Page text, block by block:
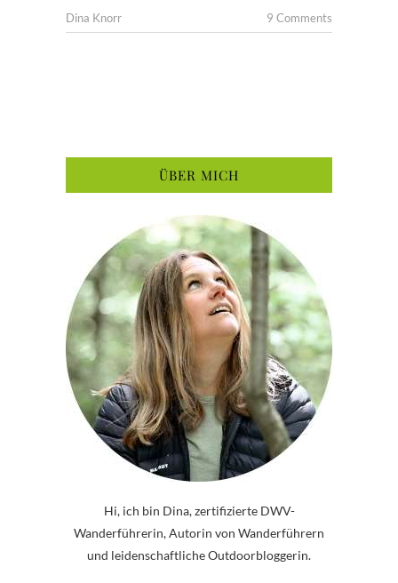
Dina Knorr 9 Comments
ÜBER MICH
Hi, ich bin Dina, zertifizierte DWV-
Wanderführerin, Autorin von Wanderführern
und leidenschaftliche Outdoorbloggerin.